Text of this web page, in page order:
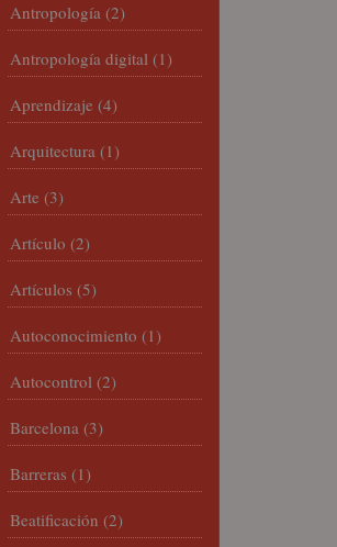
Antropología (2)
Antropología digital (1)
Aprendizaje (4)
Arquitectura (1)
Arte (3)
Artículo (2)
Artículos (5)
Autoconocimiento (1)
Autocontrol (2)
Barcelona (3)
Barreras (1)
Beatificación (2)